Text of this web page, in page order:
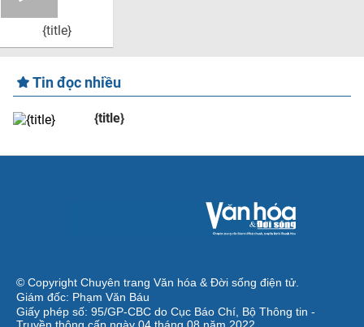
{title}
Tin đọc nhiều
{title}
© Copyright Chuyên trang Văn hóa & Đời sống điện tử.
Giám đốc: Phạm Văn Báu
Giấy phép số: 95/GP-CBC do Cục Báo Chí, Bộ Thông tin -